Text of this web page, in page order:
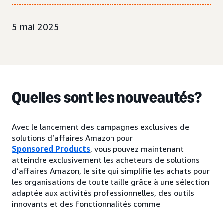
5 mai 2025
Quelles sont les nouveautés?
Avec le lancement des campagnes exclusives de
solutions d’affaires Amazon pour
Sponsored Products, vous pouvez maintenant
atteindre exclusivement les acheteurs de solutions
d’affaires Amazon, le site qui simplifie les achats pour
les organisations de toute taille grâce à une sélection
adaptée aux activités professionnelles, des outils
innovants et des fonctionnalités comme